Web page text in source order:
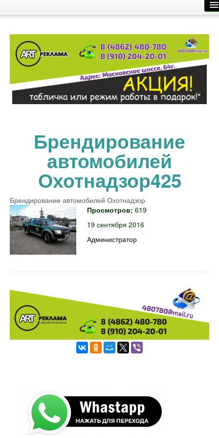
Размещение рекламы
О компании Контакты
Брендирование
автомобилей
Охотнадзор425
Брендирование автомобилей Охотнадзор
Просмотров: 619
19 сентября 2016
Администратор